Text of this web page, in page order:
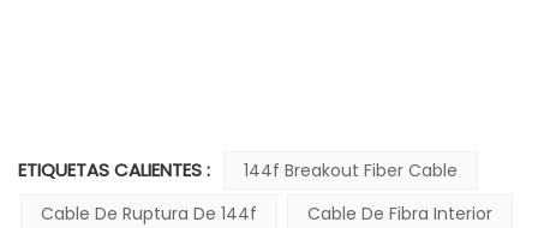
ETIQUETAS CALIENTES :
144f Breakout Fiber Cable
Cable De Ruptura De 144f
Cable De Fibra Interior